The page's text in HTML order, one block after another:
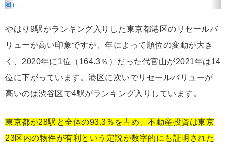
圏）」
やはり9駅がランキング入りした東京都港区のリセールバ
リューが高い印象ですが、年によって順位の変動が大き
く、2020年に1位（164.3％）だった代官山が2021年は14
位に下がっています。港区に次いでリセールバリューが
高いのは渋谷区で4駅がランキング入りしています。
東京都が28駅と全体の93.3％を占め、不動産投資は東京
23区内の物件が有利という定説が数字的にも証明された